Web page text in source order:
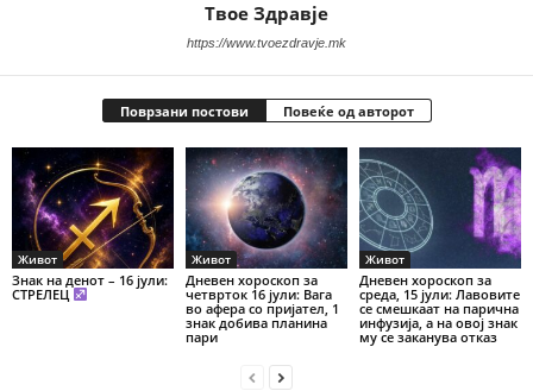
Твое Здравје
https://www.tvoezdravje.mk
Поврзани постови Повеќе од авторот
Живот
Знак на денот – 16 јули:
СТРЕЛЕЦ
Живот
Дневен хороскоп за
четврток 16 јули: Вага
во афера со пријател, 1
знак добива планина
пари
Живот
Дневен хороскоп за
среда, 15 јули: Лавовите
се смешкаат на парична
инфузија, а на овој знак
му се заканува отказ